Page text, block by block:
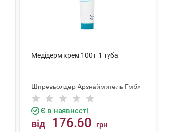
Медідерм крем 100 г 1 туба
Шпревьолдер Арзнаймитель Гмбх
Є в наявності
від 176.60 грн